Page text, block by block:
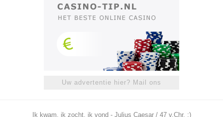
Uw advertentie hier? Mail ons
Ik kwam, ik zocht, ik vond - Julius Caesar / 47 v.Chr. ;)